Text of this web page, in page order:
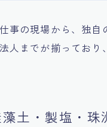
事の現場から、独
人までが揃ってお
土・製塩・珠